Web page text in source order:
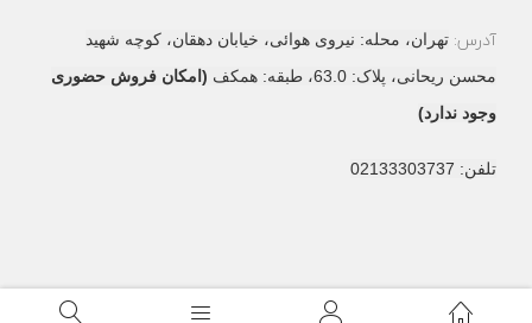
آدرس: تهران، محله: نیروی هوائی، خیابان دهقان، کوچه شهید
محسن ریحانی، پلاک: 63.0، طبقه: همکف
(امکان فروش حضوری
وجود ندارد)
تلفن: 02133303737